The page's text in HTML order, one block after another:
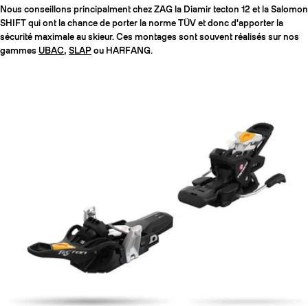
Nous conseillons principalment chez ZAG la Diamir tecton 12 et la Salomon
SHIFT qui ont la chance de porter la norme TÜV et donc d'apporter la
sécurité maximale au skieur. Ces montages sont souvent réalisés sur nos
gammes UBAC, SLAP ou HARFANG.